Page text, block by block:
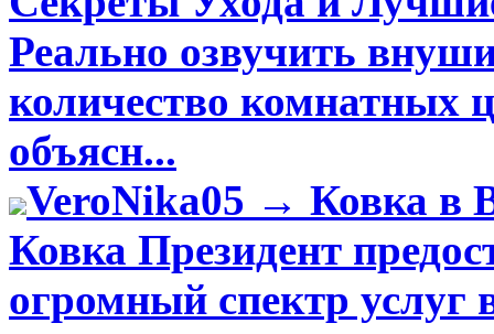
Реально озвучить
количество комнатных
объясн...
VeroNika05 → Ковка в
Ковка Президент
огромный спектр услуг